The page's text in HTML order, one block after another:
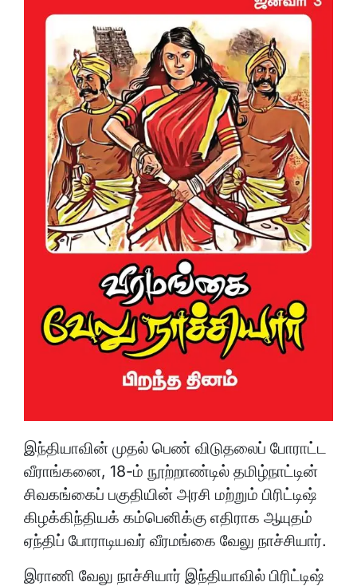
இந்தியாவின் முதல் பெண் விடுதலைப் போராட்ட
வீராங்கனை, 18-ம் நூற்றாண்டில் தமிழ்நாட்டின்
சிவகங்கைப் பகுதியின் அரசி மற்றும் பிரிட்டிஷ்
கிழக்கிந்தியக் கம்பெனிக்கு எதிராக ஆயுதம்
ஏந்திப் போராடியவர் வீரமங்கை வேலு நாச்சியார்.
இராணி வேலு நாச்சியார் இந்தியாவில் பிரிட்டிஷ்